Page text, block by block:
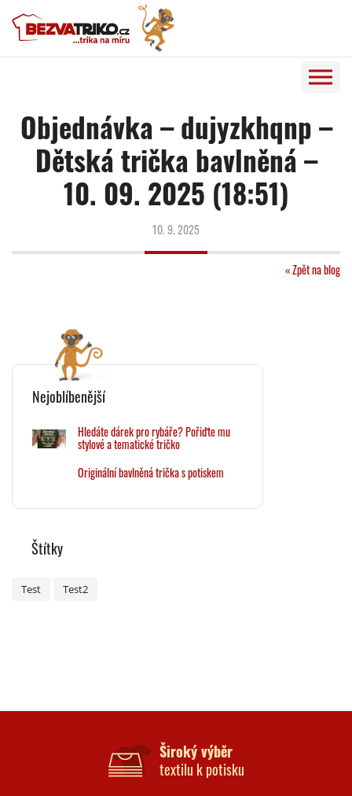
Objednávka – dujyzkhqnp –
Dětská trička bavlněná –
10. 09. 2025 (18:51)
10. 9. 2025
« Zpět na blog
Nejoblíbenější
Hledáte dárek pro rybáře? Pořiďte mu
stylové a tematické tričko
Originální bavlněná trička s potiskem
Štítky
Test Test2
Široký výběr
textilu k potisku